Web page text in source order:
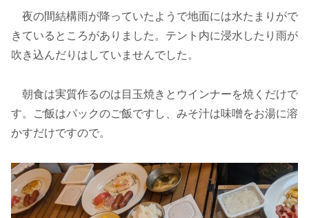
夜の間結構雨が降っていたようで地面には水たまりがで
きているところがありました。テント内に浸水したり雨が
吹き込んだりはしていませんでした。
朝食は実質作るのは目玉焼きとウインナーを焼くだけで
す。ご飯はパックのご飯ですし、みそ汁は味噌をお湯に溶
かすだけですので。